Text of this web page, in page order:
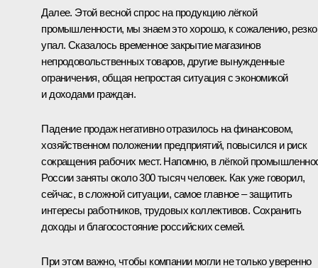
Далее. Этой весной спрос на продукцию лёгкой
промышленности, мы знаем это хорошо, к сожалению, резко
упал. Сказалось временное закрытие магазинов
непродовольственных товаров, другие вынужденные
ограничения, общая непростая ситуация с экономикой
и доходами граждан.
Падение продаж негативно отразилось на финансовом,
хозяйственном положении предприятий, повысился и риск
сокращения рабочих мест. Напомню, в лёгкой
России заняты около 300 тысяч человек. Как уже говорил,
сейчас, в сложной ситуации, самое главное – защитить
интересы работников, трудовых коллективов. Сохранить
доходы и благосостояние российских семей.
При этом важно, чтобы компании могли не только уверенно